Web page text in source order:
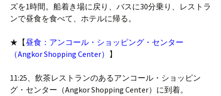
ズを1時間。船着き場に戻り、バスに30分乗り、レストラ
ンで昼食を食べて、ホテルに帰る。
★【昼食：アンコール・ショッピング・センター
（Angkor Shopping Center） 】
11:25、飲茶レストランのあるアンコール・ショッピン
グ・センター（Angkor Shopping Center）に到着。